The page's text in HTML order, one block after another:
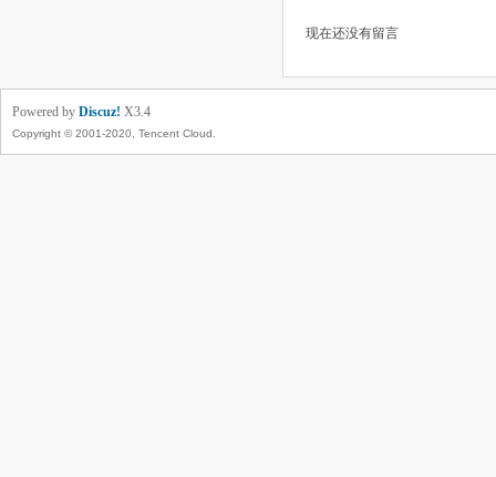
现在还没有留言
Powered by Discuz! X3.4
Copyright © 2001-2020, Tencent Cloud.